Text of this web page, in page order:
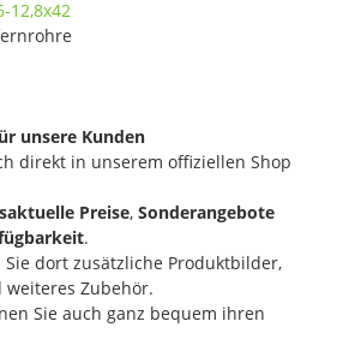
unsere Kunden
direkt in unserem offiziellen Shop
Preise, Sonderangebote
.
dort zusätzliche Produktbilder,
Zubehör.
Sie auch ganz bequem ihren